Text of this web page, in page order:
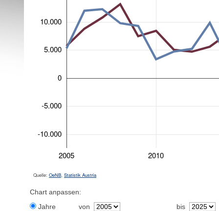
2005 2010
-10.000
-5.000
0
5.000
10.000
Quelle: OeNB, Statistik Austria
Chart anpassen:
Jahre
von
bis